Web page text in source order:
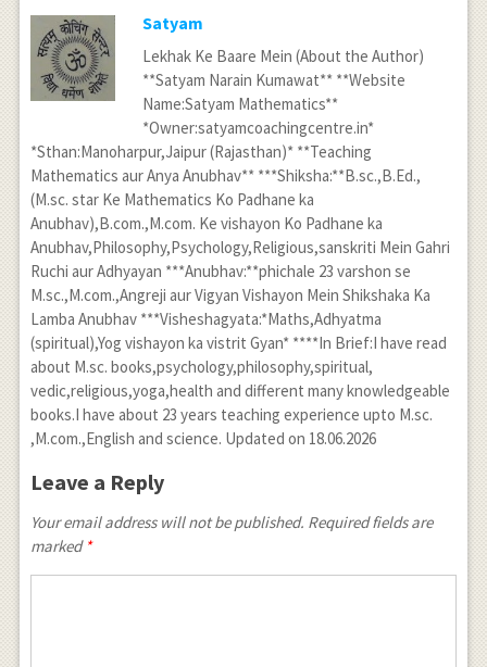
Satyam
Lekhak Ke Baare Mein (About the Author)
**Satyam Narain Kumawat** **Website
Name:Satyam Mathematics**
*Owner:satyamcoachingcentre.in*
*Sthan:Manoharpur,Jaipur (Rajasthan)* **Teaching
Mathematics aur Anya Anubhav** ***Shiksha:**B.sc.,B.Ed.,
(M.sc. star Ke Mathematics Ko Padhane ka
Anubhav),B.com.,M.com. Ke vishayon Ko Padhane ka
Anubhav,Philosophy,Psychology,Religious,sanskriti Mein Gahri
Ruchi aur Adhyayan ***Anubhav:**phichale 23 varshon se
M.sc.,M.com.,Angreji aur Vigyan Vishayon Mein Shikshaka Ka
Lamba Anubhav ***Visheshagyata:*Maths,Adhyatma
(spiritual),Yog vishayon ka vistrit Gyan* ****In Brief:I have read
about M.sc. books,psychology,philosophy,spiritual,
vedic,religious,yoga,health and different many knowledgeable
books.I have about 23 years teaching experience upto M.sc.
,M.com.,English and science. Updated on 18.06.2026
Leave a Reply
Your email address will not be published. Required fields are
marked *